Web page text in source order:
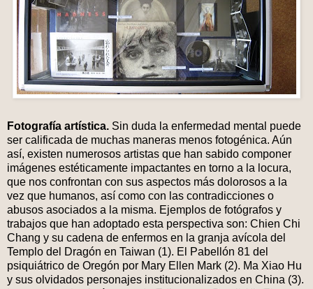
Fotografía artística. Sin duda la enfermedad mental puede
ser calificada de muchas maneras menos fotogénica. Aún
así, existen numerosos artistas que han sabido componer
imágenes estéticamente impactantes en torno a la locura,
que nos confrontan con sus aspectos más dolorosos a la
vez que humanos, así como con las contradicciones o
abusos asociados a la misma. Ejemplos de fotógrafos y
trabajos que han adoptado esta perspectiva son: Chien Chi
Chang y su cadena de enfermos en la granja avícola del
Templo del Dragón en Taiwan (1). El Pabellón 81 del
psiquiátrico de Oregón por Mary Ellen Mark (2). Ma Xiao Hu
y sus olvidados personajes institucionalizados en China (3).